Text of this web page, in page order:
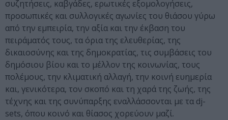
συζητήσεις, καβγάδες, ερωτικές εξομολογήσεις,
προσωπικές και συλλογικές αγωνίες του θιάσου γύρω
από την εμπειρία, την αξία και την έκβαση του
πειράματός τους, τα όρια της ελευθερίας, της
δικαιοσύνης και της δημοκρατίας, τις συμβάσεις του
δημόσιου βίου και το μέλλον της κοινωνίας, τους
πολέμους, την κλιματική αλλαγή, την κοινή ευημερία
και, γενικότερα, τον σκοπό και τη χαρά της ζωής, της
τέχνης και της συνύπαρξης εναλλάσσονται με τα dj-
sets, όπου κοινό και θίασος χορεύουν μαζί.